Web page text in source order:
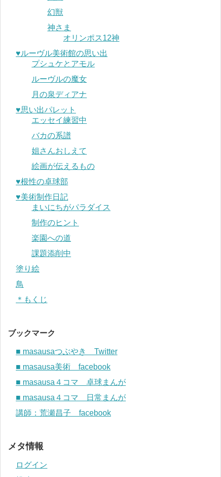
幻獣
神さま
オリンポス12神
♥︎ルーヴル美術館の思い出
プシュケとアモル
ルーヴルの魔女
月の泉ディアナ
♥︎思い出パレット
エッセイ練習中
バカの系譜
姐さんおしえて
絵画が伝えるもの
♥︎根性の卓球部
♥︎美術制作日記
まいにちがパラダイス
制作のヒント
楽園への道
課題添削中
塗り絵
鳥
＊もくじ
ブックマーク
■ masausaつぶやき Twitter
■ masausa美術 facebook
■ masausa４コマ 卓球まんが
■ masausa４コマ 日常まんが
講師：荒瀬昌子 facebook
メタ情報
ログイン